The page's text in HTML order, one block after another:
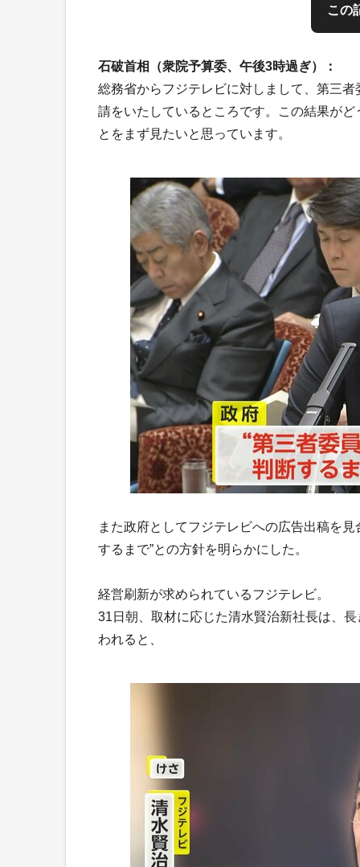
この
石破首相（衆院予算委、午後3時過ぎ）：
総務省からフジテレビに対しまして、第三
請をいたしているところです。この結果が
とをまず見たいと思っています。
また政府としてフジテレビへの広告出稿を
するまで”との方針を明らかにした。
経営刷新が求められているフジテレビ。
31日朝、取材に応じた清水賢治新社長は、
われると、